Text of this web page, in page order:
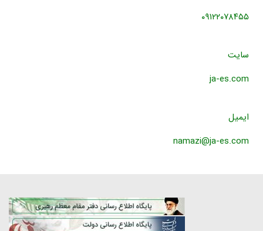
۰۹۱۲۲۰۷۸۴۵۵
سایت
ja-es.com
ایمیل
namazi@ja-es.com